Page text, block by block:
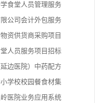
食堂人员管理服务
公司会计外包服务
资供货商采购项目
人员服务项目招标
边医院）中药配方
学校校园餐食材集
医院业务应用系统